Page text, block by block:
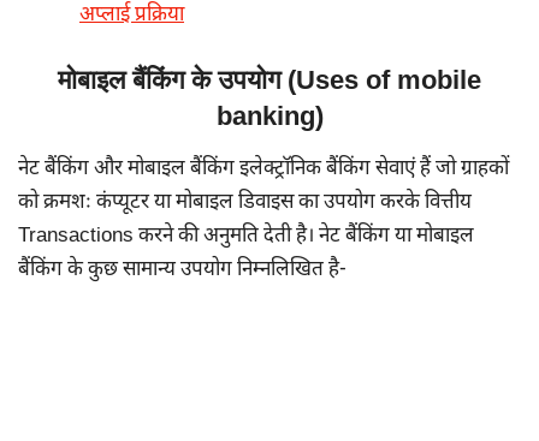
अप्लाई प्रक्रिया
मोबाइल बैंकिंग के उपयोग (Uses of mobile
banking)
नेट बैंकिंग और मोबाइल बैंकिंग इलेक्ट्रॉनिक बैंकिंग सेवाएं हैं जो ग्राहकों
को क्रमशः कंप्यूटर या मोबाइल डिवाइस का उपयोग करके वित्तीय
Transactions करने की अनुमति देती है। नेट बैंकिंग या मोबाइल
बैंकिंग के कुछ सामान्य उपयोग निम्नलिखित है-